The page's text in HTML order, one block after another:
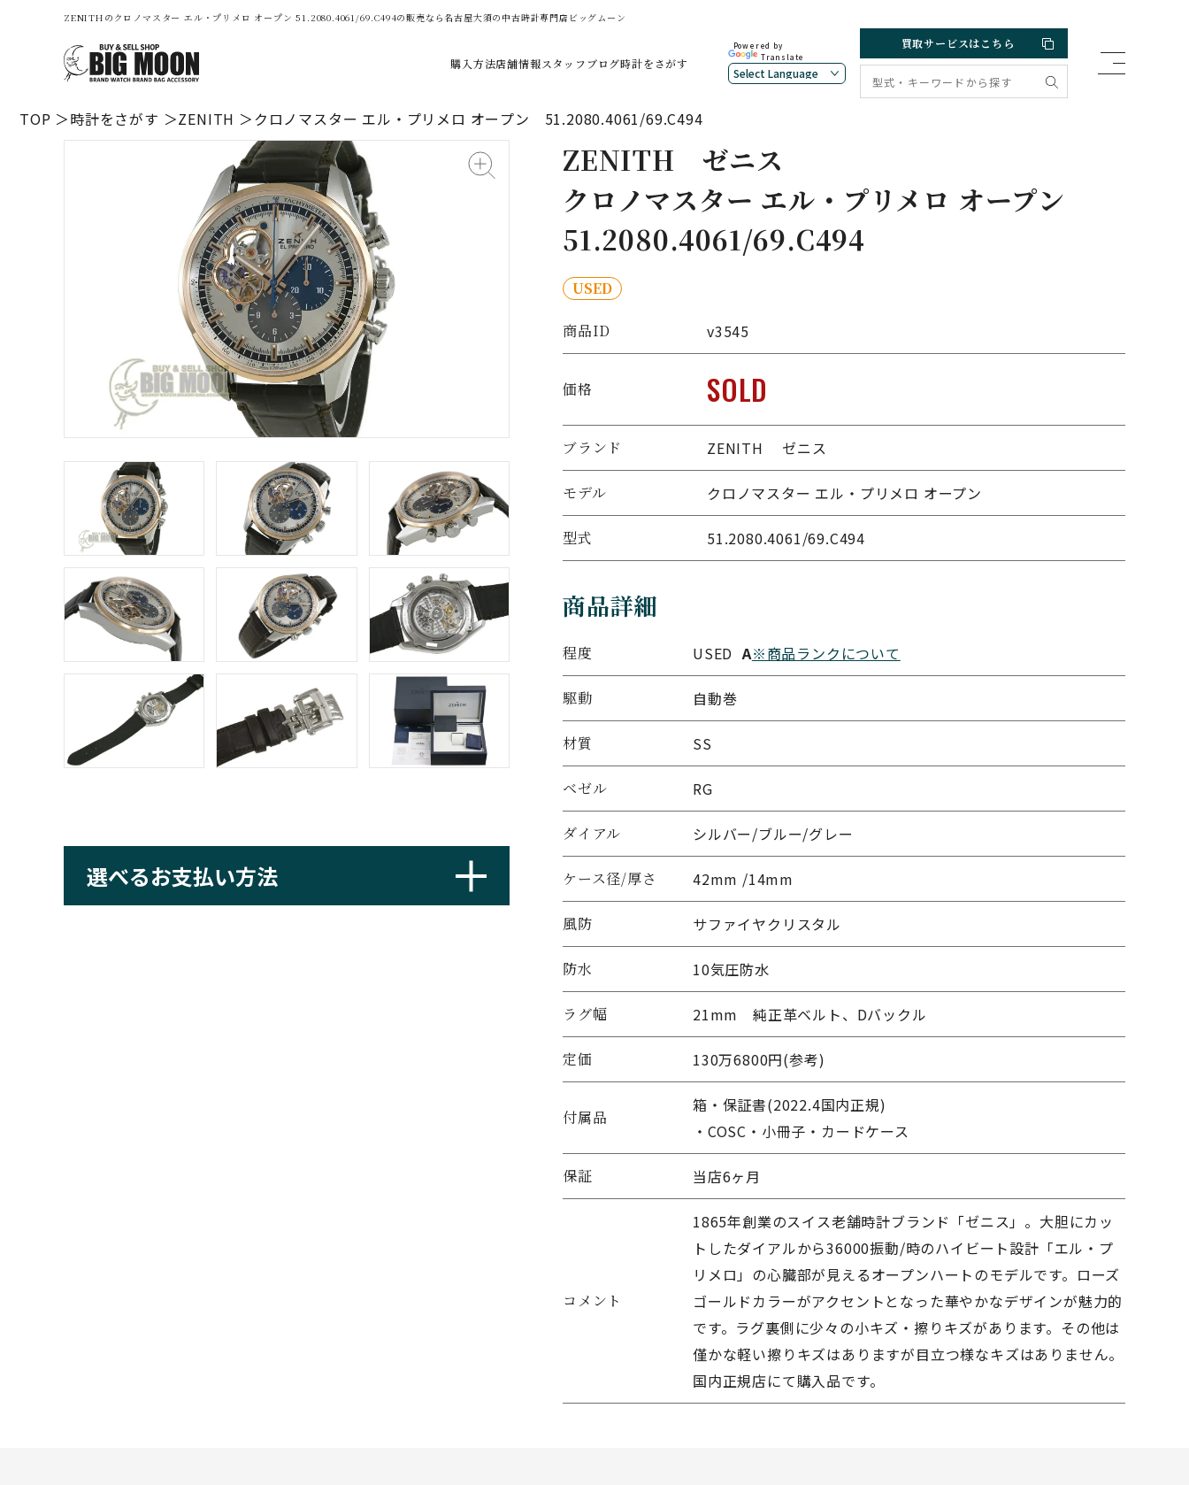
ZENITHのクロノマスター エル・プリメロ オープン 51.2080.4061/69.C494の販売なら名古屋大須の中古時計専門店ビッグムーン
購入方法店舗情報スタッフブログ時計をさがす
Powered by
Translate
買取サービスはこちら
TOP 時計をさがす ZENITH クロノマスター エル・プリメロ オープン 51.2080.4061/69.C494
選べるお支払い方法
ZENITH ゼニス
クロノマスター エル・プリメロ オープン
51.2080.4061/69.C494
USED
商品ID v3545
価格 SOLD
ブランド ZENITH ゼニス
モデル クロノマスター エル・プリメロ オープン
型式 51.2080.4061/69.C494
商品詳細
程度 USED A※商品ランクについて
駆動 自動巻
材質 SS
ベゼル RG
ダイアル シルバー/ブルー/グレー
ケース径/厚さ 42mm /14mm
風防 サファイヤクリスタル
防水 10気圧防水
ラグ幅 21mm 純正革ベルト、Dバックル
定価 130万6800円(参考)
付属品
箱・保証書(2022.4国内正規)
・COSC・小冊子・カードケース
保証 当店6ヶ月
コメント
1865年創業のスイス老舗時計ブランド「ゼニス」。大胆にカッ
トしたダイアルから36000振動/時のハイビート設計「エル・プ
リメロ」の心臓部が見えるオープンハートのモデルです。ローズ
ゴールドカラーがアクセントとなった華やかなデザインが魅力的
です。ラグ裏側に少々の小キズ・擦りキズがあります。その他は
僅かな軽い擦りキズはありますが目立つ様なキズはありません。
国内正規店にて購入品です。